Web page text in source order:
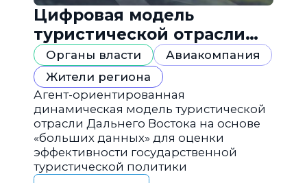
Цифровая модель
туристической отрасли
Дальнего Востока
Органы власти
Авиакомпания
Жители региона
Агент-ориентированная
динамическая модель туристической
отрасли Дальнего Востока на основе
«больших данных» для оценки
эффективности государственной
туристической политики